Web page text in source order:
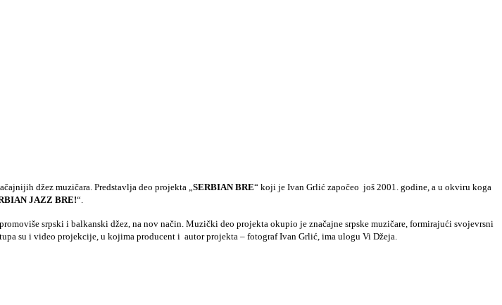
džez muzičara. Predstavlja deo projekta „ SERBIAN BRE“ koji je Ivan Grlić započeo još 2001. godine, a u okviru koga
JAZZ BRE!“.
srpski i balkanski džez, na nov način. Muzički deo projekta okupio je značajne srpske muzičare, formirajući svojevrsni
su i video projekcije, u kojima producent i autor projekta – fotograf Ivan Grlić, ima ulogu Vi Džeja.